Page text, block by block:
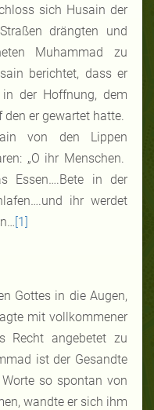
sich Husain der
drängten und
Muhammad zu
berichtet, dass er
der Hoffnung, dem
er gewartet hatte.
von den Lippen
„O ihr Menschen.
Essen….Bete in der
ihr werdet
[1]
Gottes in die Augen,
mit vollkommener
Recht angebetetzu
istder Gesandte
so spontan von
wandte er sich ihm